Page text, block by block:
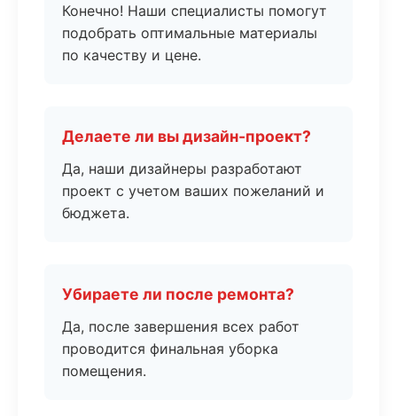
Конечно! Наши специалисты помогут
подобрать оптимальные материалы
по качеству и цене.
Делаете ли вы дизайн-проект?
Да, наши дизайнеры разработают
проект с учетом ваших пожеланий и
бюджета.
Убираете ли после ремонта?
Да, после завершения всех работ
проводится финальная уборка
помещения.